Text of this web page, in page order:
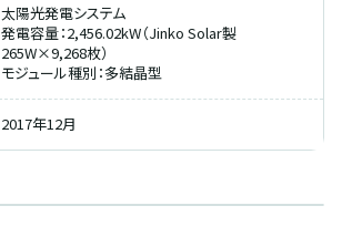
太陽光発電システム
発電容量：2,456.02kW（Jinko Solar製
265W×9,268枚）
モジュール種別：多結晶型
2017年12月